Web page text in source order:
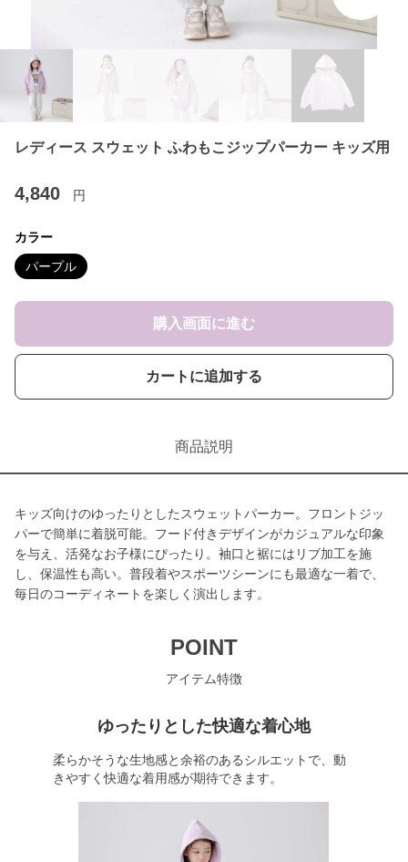
レディース スウェット ふわもこジップパーカー キッズ用
4,840 円
カラー
パープル
購入画面に進む
カートに追加する
商品説明
キッズ向けのゆったりとしたスウェットパーカー。フロントジッ
パーで簡単に着脱可能。フード付きデザインがカジュアルな印象
を与え、活発なお子様にぴったり。袖口と裾にはリブ加工を施
し、保温性も高い。普段着やスポーツシーンにも最適な一着で、
毎日のコーディネートを楽しく演出します。
POINT
アイテム特徴
ゆったりとした快適な着心地
柔らかそうな生地感と余裕のあるシルエットで、動
きやすく快適な着用感が期待できます。